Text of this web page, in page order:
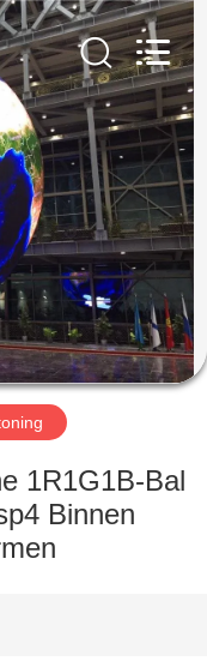
1R1G1B-Bal
Binnen